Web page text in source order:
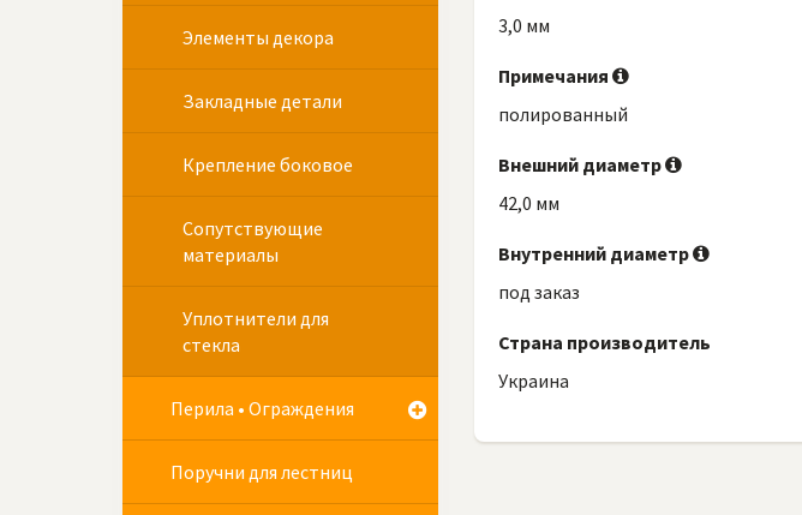
3,0 мм
Примечания
полированный
Внешний диаметр
42,0 мм
Внутренний диаметр
под заказ
Страна производитель
Украина
Элементы декора
Закладные детали
Крепление боковое
Сопутствующие
материалы
Уплотнители для
стекла
Перила • Ограждения
Поручни для лестниц